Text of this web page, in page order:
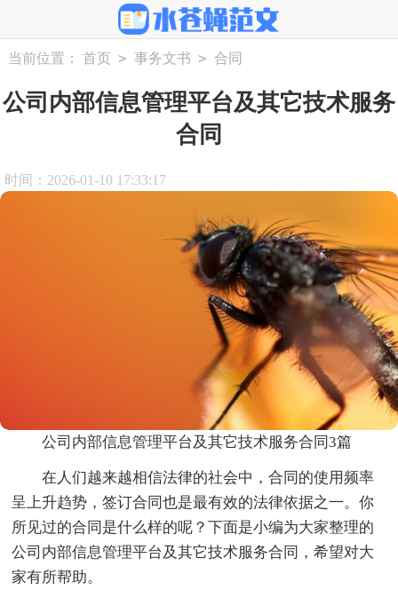
当前位置： 首页 > 事务文书 > 合同
公司内部信息管理平台及其它技术服务
合同
时间：2026-01-10 17:33:17
公司内部信息管理平台及其它技术服务合同3篇
在人们越来越相信法律的社会中，合同的使用频率
呈上升趋势，签订合同也是最有效的法律依据之一。你
所见过的合同是什么样的呢？下面是小编为大家整理的
公司内部信息管理平台及其它技术服务合同，希望对大
家有所帮助。